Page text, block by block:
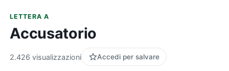
LETTERA A
Accusatorio
2.426 visualizzazioni Accedi per salvare